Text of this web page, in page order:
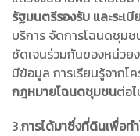
รัฐมนตรีรองรับ และระเ
บริการ จัดการโฉนดชุมช
ชัดเจนร่วมกันของหน่วย
มีข้อมูล การเรียนรู้จากโ
กฎหมายโฉนดชุมชนต่อ
3.การได้มาซึ่งที่ดินเพื่อท